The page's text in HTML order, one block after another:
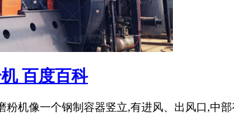
百度百科
粉机像一个钢制容器竖立,有进风、出风口,中